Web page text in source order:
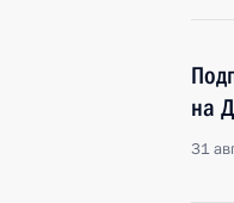
на
31